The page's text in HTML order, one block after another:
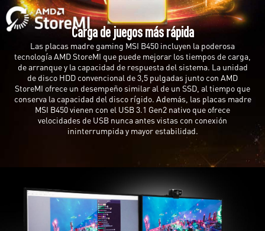
Carga de juegos más rápida
Las placas madre gaming MSI B450 incluyen la poderosa
tecnología AMD StoreMI que puede mejorar los tiempos de carga,
de arranque y la capacidad de respuesta del sistema. La unidad
de disco HDD convencional de 3,5 pulgadas junto con AMD
StoreMI ofrece un desempeño similar al de un SSD, al tiempo que
conserva la capacidad del disco rígido. Además, las placas madre
MSI B450 vienen con el USB 3.1 Gen2 nativo que ofrece
velocidades de USB nunca antes vistas con conexión
ininterrumpida y mayor estabilidad.